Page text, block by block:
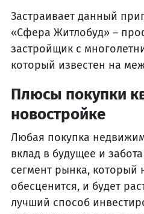
Застраивает данный
«Сфера Житлобуд» –
застройщик с
который известен на
Плюсы покупки
новостройке
Любая покупка
вклад в будущее и
сегмент рынка, который
обесценится, и будет
лучший способ